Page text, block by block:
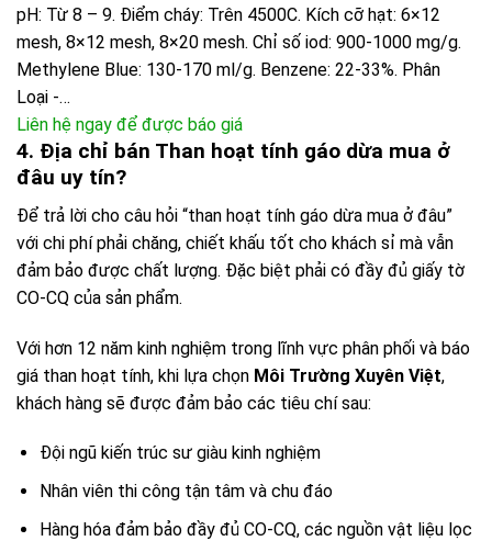
pH: Từ 8 – 9. Điểm cháy: Trên 4500C. Kích cỡ hạt: 6×12
mesh, 8×12 mesh, 8×20 mesh. Chỉ số iod: 900-1000 mg/g.
Methylene Blue: 130-170 ml/g. Benzene: 22-33%. Phân
Loại -…
Liên hệ ngay để được báo giá
4. Địa chỉ bán Than hoạt tính gáo dừa mua ở
đâu uy tín?
Để trả lời cho câu hỏi “than hoạt tính gáo dừa mua ở đâu”
với chi phí phải chăng, chiết khấu tốt cho khách sỉ mà vẫn
đảm bảo được chất lượng. Đặc biệt phải có đầy đủ giấy tờ
CO-CQ của sản phẩm.
Với hơn 12 năm kinh nghiệm trong lĩnh vực phân phối và báo
giá than hoạt tính, khi lựa chọn Môi Trường Xuyên Việt,
khách hàng sẽ được đảm bảo các tiêu chí sau:
Đội ngũ kiến trúc sư giàu kinh nghiệm
Nhân viên thi công tận tâm và chu đáo
Hàng hóa đảm bảo đầy đủ CO-CQ, các nguồn vật liệu lọc